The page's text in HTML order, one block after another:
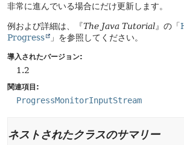
非常に進んでいる場合にだけ更新します。
例および詳細は、『The Java Tutorial』の「
Progress
」を参照してください。
導入されたバージョン:
1.2
関連項目:
ProgressMonitorInputStream
ネストされたクラスのサマリー